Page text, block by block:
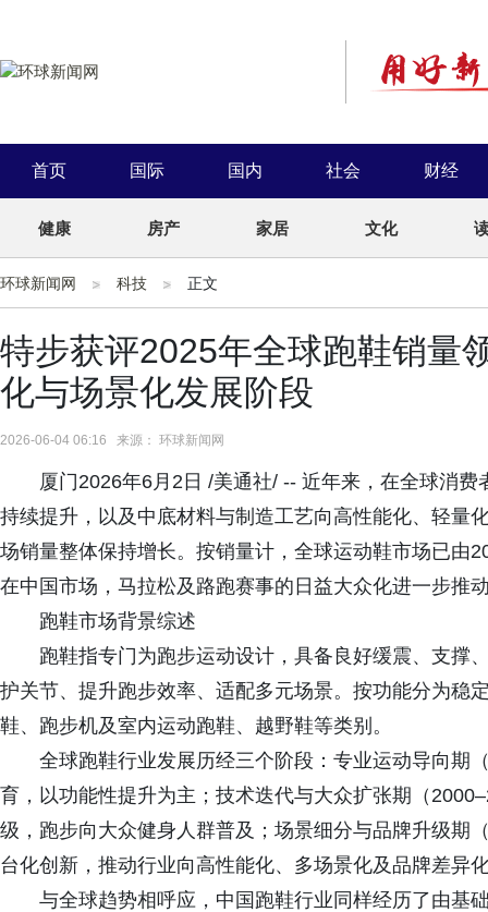
首页 国际 国内 社会 财经
健康 房产 家居 文化
环球新闻网 科技 正文
特步获评2025年全球跑鞋销量
化与场景化发展阶段
2026-06-04 06:16 来源： 环球新闻网
厦门2026年6月2日 /美通社/ -- 近年来，在全球消
持续提升，以及中底材料与制造工艺向高性能化、轻量
场销量整体保持增长。按销量计，全球运动鞋市场已由
在中国市场，马拉松及路跑赛事的日益大众化进一步推
跑鞋市场背景综述
跑鞋指专门为跑步运动设计，具备良好缓震、支撑
护关节、提升跑步效率、适配多元场景。按功能分为稳
鞋、跑步机及室内运动跑鞋、越野鞋等类别。
全球跑鞋行业发展历经三个阶段：专业运动导向期
育，以功能性提升为主；技术迭代与大众扩张期（
级，跑步向大众健身人群普及；场景细分与品牌升级期
台化创新，推动行业向高性能化、多场景化及品牌差异
与全球趋势相呼应，中国跑鞋行业同样经历了由基